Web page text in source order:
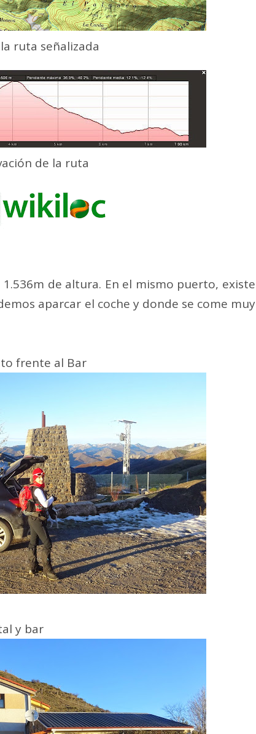
ruta señalizada
de la ruta
de altura. En el mismo puerto, existe
aparcar el coche y donde se come muy
frente al Bar
y bar